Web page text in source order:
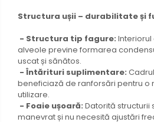
Structura ușii – durabilitate și
- Structura tip fagure:
alveole previne formarea
uscat și sănătos.
- Întărituri suplimentare:
beneficiază de ranforsări pentru o
utilizare.
- Foaie ușoară: Datorită structurii
manevrat și nu necesită ajustări